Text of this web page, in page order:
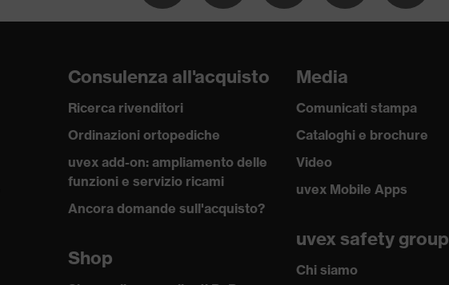
Pantaloni
Bermuda
Chiusura a velcro, Chiusura con bottoni, Chiusura a zip
OEKO-TEX® STANDARD 100 (24.HDE.31919)
Consulenza all'acquisto
Ricerca rivenditori
Ordinazioni ortopediche
uvex add-on: ampliamento delle
funzioni e servizio ricami
Ancora domande sull'acquisto?
Shop
Media
Comunicati stampa
Cataloghi e brochure
Video
uvex Mobile Apps
uvex safety group
Chi siamo